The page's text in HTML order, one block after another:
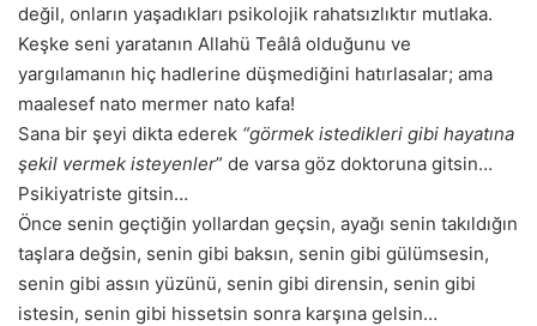
değil, onların yaşadıkları psikolojik rahatsızlıktır mutlaka.
Keşke seni yaratanın Allahü Teâlâ olduğunu ve
yargılamanın hiç hadlerine düşmediğini hatırlasalar; ama
maalesef nato mermer nato kafa!
Sana bir şeyi dikta ederek “görmek istedikleri gibi hayatına
şekil vermek isteyenler” de varsa göz doktoruna gitsin…
Psikiyatriste gitsin…
Önce senin geçtiğin yollardan geçsin, ayağı senin takıldığın
taşlara değsin, senin gibi baksın, senin gibi gülümsesin,
senin gibi assın yüzünü, senin gibi dirensin, senin gibi
istesin, senin gibi hissetsin sonra karşına gelsin…